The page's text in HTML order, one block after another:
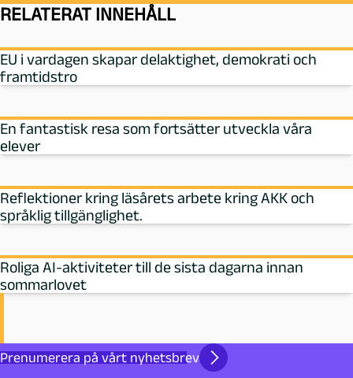
RELATERAT INNEHÅLL
EU i vardagen skapar delaktighet, demokrati och
framtidstro
En fantastisk resa som fortsätter utveckla våra
elever
Reflektioner kring läsårets arbete kring AKK och
språklig tillgänglighet.
Roliga AI-aktiviteter till de sista dagarna innan
sommarlovet
Prenumerera på vårt nyhetsbrev